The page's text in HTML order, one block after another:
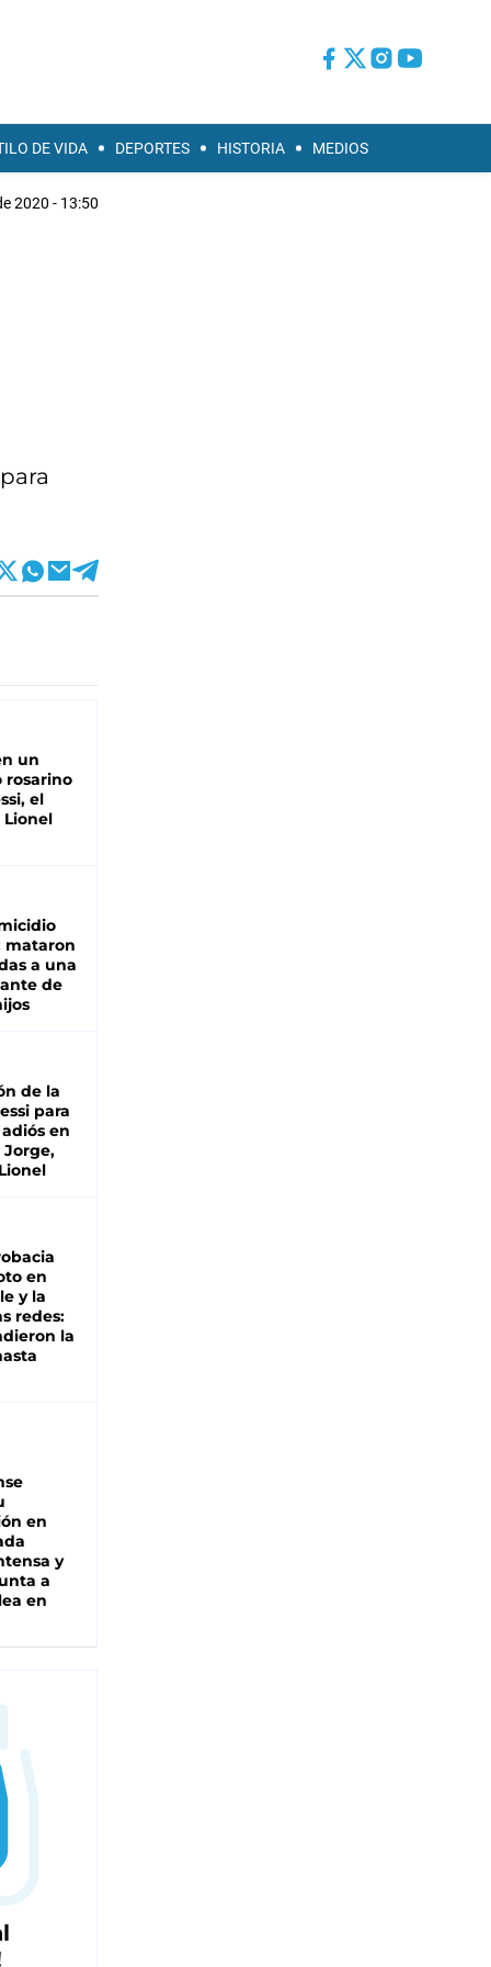
DE VIDA DEPORTES HISTORIA MEDIOS
2020 - 13:50
un
rosarino
el
Lionel
mataron
a una
de
de la
para
en
Jorge,
en
y la
redes:
la
en
y
a
en